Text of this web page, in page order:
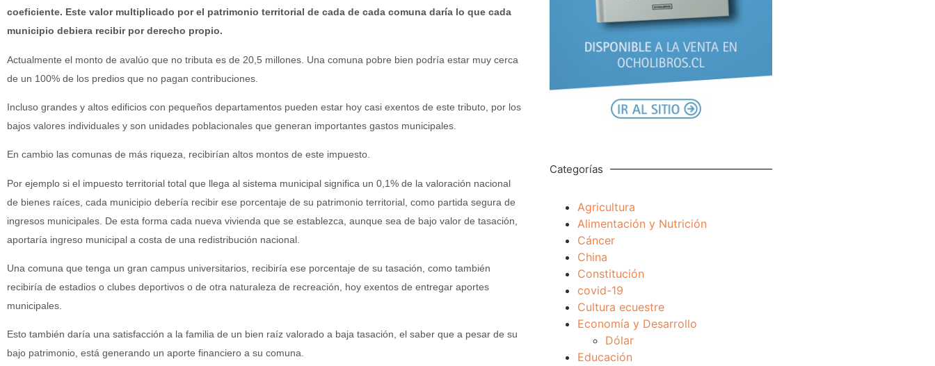
coeficiente. Este valor multiplicado por el patrimonio territorial de cada de cada comuna daría lo que cada
municipio debiera recibir por derecho propio.
Actualmente el monto de avalúo que no tributa es de 20,5 millones. Una comuna pobre bien podría estar muy cerca
de un 100% de los predios que no pagan contribuciones.
Incluso grandes y altos edificios con pequeños departamentos pueden estar hoy casi exentos de este tributo, por los
bajos valores individuales y son unidades poblacionales que generan importantes gastos municipales.
En cambio las comunas de más riqueza, recibirían altos montos de este impuesto.
Por ejemplo si el impuesto territorial total que llega al sistema municipal significa un 0,1% de la valoración nacional
de bienes raíces, cada municipio debería recibir ese porcentaje de su patrimonio territorial, como partida segura de
ingresos municipales. De esta forma cada nueva vivienda que se establezca, aunque sea de bajo valor de tasación,
aportaría ingreso municipal a costa de una redistribución nacional.
Una comuna que tenga un gran campus universitarios, recibiría ese porcentaje de su tasación, como también
recibiría de estadios o clubes deportivos o de otra naturaleza de recreación, hoy exentos de entregar aportes
municipales.
Esto también daría una satisfacción a la familia de un bien raíz valorado a baja tasación, el saber que a pesar de su
bajo patrimonio, está generando un aporte financiero a su comuna.
Categorías
Agricultura
Alimentación y Nutrición
Cáncer
China
Constitución
covid-19
Cultura ecuestre
Economía y Desarrollo
Dólar
Educación